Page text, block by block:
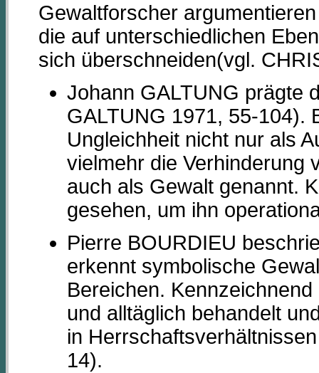
Gewaltforscher
die auf unterschiedlichen
sich überschneiden(vgl.
Johann GALTUNG prägte
GALTUNG 1971, 55-104).
Ungleichheit nicht nur als
vielmehr die Verhinderung
auch als Gewalt genannt.
gesehen, um ihn
Pierre BOURDIEU
erkennt symbolische
Bereichen.
und alltäglich behandelt
in
14).